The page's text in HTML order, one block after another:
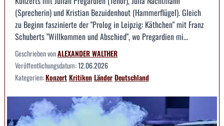
(Sprecherin) und Kristian Bezuidenhout (Hammerflügel). Gleich
zu Beginn faszinierte der "Prolog in Leipzig: Käthchen" mit Franz
Schuberts "Willkommen und Abschied", wo Pregardien mi...
Geschrieben vonALEXANDER WALTHER
Veröffentlichungsdatum:12.06.2026
Kategorien:KonzertKritikenLänderDeutschland